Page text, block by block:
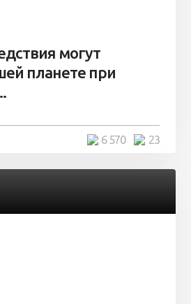
могут
планете при
23
6 570